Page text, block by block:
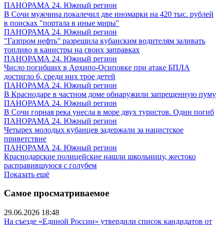
ПАНОРАМА 24. Южный регион
В Сочи мужчина покалечил две иномарки на 420 тыс. рублей
в поисках "портала в иные миры"
ПАНОРАМА 24. Южный регион
"Газпром нефть" разрешила кубанским водителям заливать
топливо в канистры на своих заправках
ПАНОРАМА 24. Южный регион
Число погибших в Архипо-Осиповке при атаке БПЛА
достигло 6, среди них трое детей
ПАНОРАМА 24. Южный регион
В Краснодаре в частном доме обнаружили запрещенную пуму
ПАНОРАМА 24. Южный регион
В Сочи горная река унесла в море двух туристов. Один погиб
ПАНОРАМА 24. Южный регион
Четырех молодых кубанцев задержали за нацистское
приветствие
ПАНОРАМА 24. Южный регион
Краснодарские полицейские нашли школьницу, жестоко
расправившуюся с голубем
Показать ещё
Самое просматриваемое
29.06.2026 18:48
На съезде «Единой России» утвердили список кандидатов от